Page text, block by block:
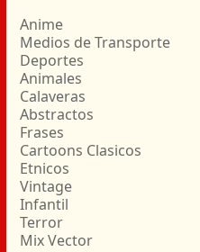
Anime
Medios de Transporte
Deportes
Animales
Calaveras
Abstractos
Frases
Cartoons Clasicos
Etnicos
Vintage
Infantil
Terror
Mix Vector